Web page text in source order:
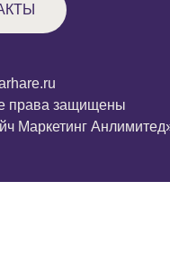
права защищены
Маркетинг